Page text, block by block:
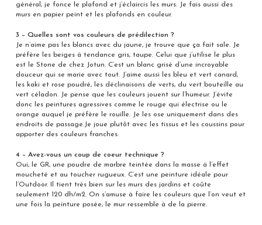
général, je fonce le plafond et j’éclaircis les murs. Je fais aussi des
murs en papier peint et les plafonds en couleur.
3 – Quelles sont vos couleurs de prédilection ?
Je n’aime pas les blancs avec du jaune, je trouve que ça fait sale. Je
préfère les beiges à tendance gris, taupe. Celui que j’utilise le plus
est le Stone de chez Jotun. C’est un blanc grisé d’une incroyable
douceur qui se marie avec tout. J’aime aussi les bleu et vert canard,
les kaki et rose poudré, les déclinaisons de verts, du vert bouteille au
vert céladon. Je pense que les couleurs jouent sur l’humeur. J’évite
donc les peintures agressives comme le rouge qui électrise ou le
orange auquel je préfère le rouille. Je les ose uniquement dans des
endroits de passage.Je joue plutôt avec les tissus et les coussins pour
apporter des couleurs franches.
4 – Avez-vous un coup de coeur technique ?
Oui, le GR, une poudre de marbre teintée dans la masse à l’effet
moucheté et au toucher rugueux. C’est une peinture idéale pour
l’Outdoor. Il tient très bien sur les murs des jardins et coûte
seulement 120 dh/m2. On s’amuse à faire les couleurs que l’on veut et
une fois la peinture posée, le mur ressemble à de la pierre.